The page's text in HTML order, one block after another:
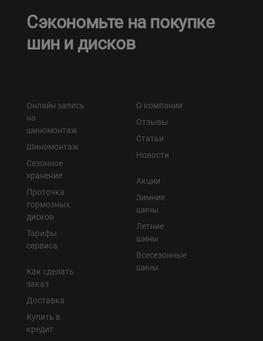
Сэкономьте на покупке
шин и дисков
Онлайн запись
на
шиномонтаж
Шиномонтаж
Сезонное
хранение
Проточка
тормозных
дисков
Тарифы
сервиса
Как сделать
заказ
Доставка
Купить в
кредит
О компании
Отзывы
Статьи
Новости
Акции
Зимние
шины
Летние
шины
Всесезонные
шины